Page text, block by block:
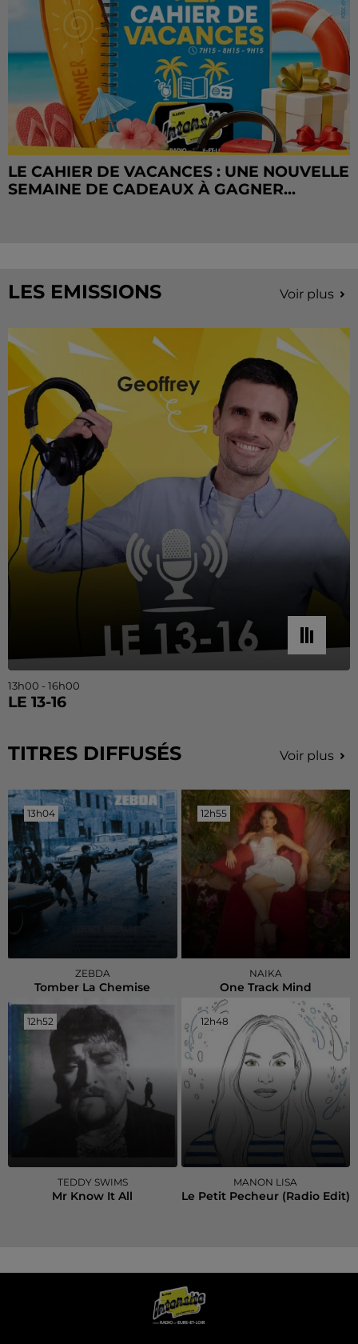
LE CAHIER DE VACANCES : UNE NOUVELLE
SEMAINE DE CADEAUX À GAGNER...
LES EMISSIONS Voir plus
13h00 - 16h00
LE 13-16
TITRES DIFFUSÉS Voir plus
13h04
13h04
ZEBDA
Tomber La Chemise
12h55
12h55
NAIKA
One Track Mind
12h52
12h52
TEDDY SWIMS
Mr Know It All
12h48
12h48
MANON LISA
Le Petit Pecheur (radio Edit)